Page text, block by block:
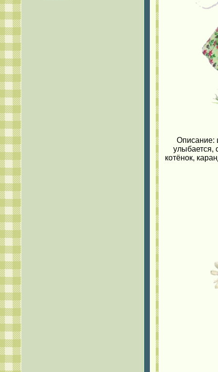
Описание:
улыбается,
котёнок,